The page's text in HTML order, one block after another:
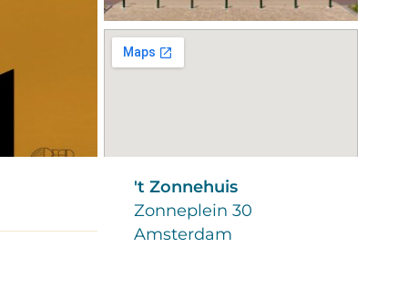
't Zonnehuis
Zonneplein 30
Amsterdam